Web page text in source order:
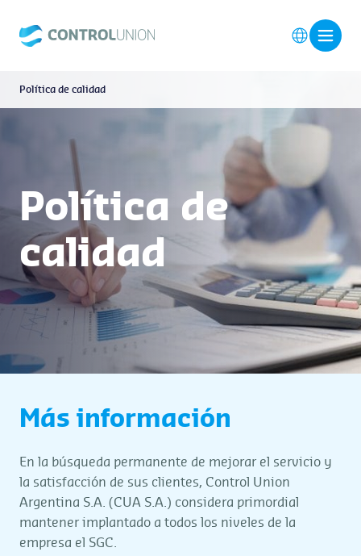
Política de calidad
Política de
calidad
Más información
En la búsqueda permanente de mejorar el servicio y
la satisfacción de sus clientes, Control Union
Argentina S.A. (CUA S.A.) considera primordial
mantener implantado a todos los niveles de la
empresa el SGC.